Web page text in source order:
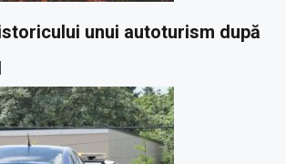
unui autoturism după